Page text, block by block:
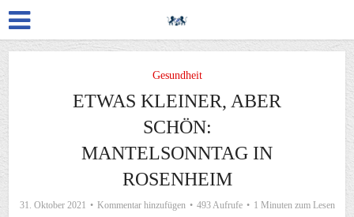
Gesundheit
ETWAS KLEINER, ABER
SCHÖN:
MANTELSONNTAG IN
ROSENHEIM
31. Oktober 2021 Kommentar hinzufügen 493 Aufrufe 1 Minuten zum Lesen